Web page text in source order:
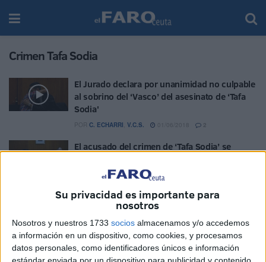
Su privacidad es importante para
nosotros
Nosotros y nuestros 1733 socios almacenamos y/o accedemos
a información en un dispositivo, como cookies, y procesamos
datos personales, como identificadores únicos e información
Crimen Tafa Sodia
El Jurado declara por unanimidad no culpable
al sobrino del ‘Vasco’ del asesinato de ‘Tafa
Sodia'
C. ECHARRI V.C.S. 2
El acusado del crimen de ‘Tafa Sodia’ se
CARMEN ECHARRI 31/05/2018
El acusado de matar a ‘Tafa Sodia’: “Soy
inocente, me están destruyendo la vida”
POR CARMEN ECHARRI 30/05/2018 0
La viuda de ‘Tafa Sodia’ reconoce, sin dudas,
al acusado como el segundo pistolero